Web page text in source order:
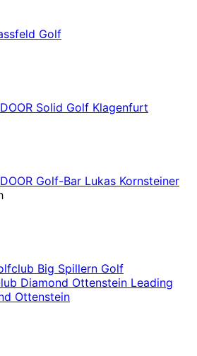
Golf
Solid Golf Klagenfurt
Golf-Bar Lukas Kornsteiner
Big Spillern Golf
Leading
Ottenstein